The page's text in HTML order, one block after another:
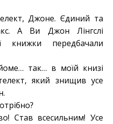
Джоне. Єдиний та
А Ви Джон Лінгслі
книжки передбачали
так… в моїй книзі
який знищив усе
Став всесильним! Усе